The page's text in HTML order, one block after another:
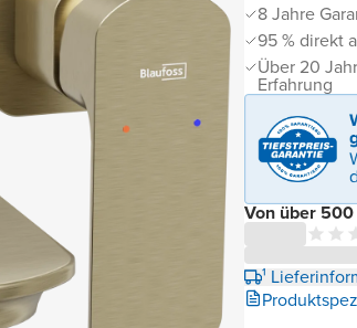
8 Jahre
95 % direkt
Über 20
Erfahrung
Von über
¹